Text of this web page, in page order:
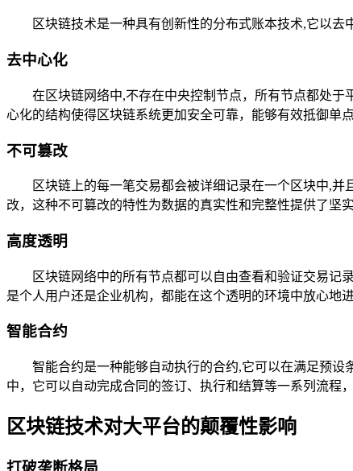
区块链技术是一种具有创新性的分布式账本技术,它以
去中心化
在区块链网络中,不存在中央控制节点，所有节点都处
心化的结构使得区块链系统更加安全可靠，能够有效抵御单
不可篡改
区块链上的每一笔交易都会被详细记录在一个区块中,并
改，这种不可篡改的特性为数据的真实性和完整性提供了坚
高度透明
区块链网络中的所有节点都可以自由查看和验证交易记
是个人用户还是企业机构，都能在这个透明的环境中放心地进
智能合约
智能合约是一种能够自动执行的合约,它可以在满足预
中，它可以自动完成合同的签订、执行和结算等一系列流程
区块链技术对大平台的颠覆性影响
打破垄断格局